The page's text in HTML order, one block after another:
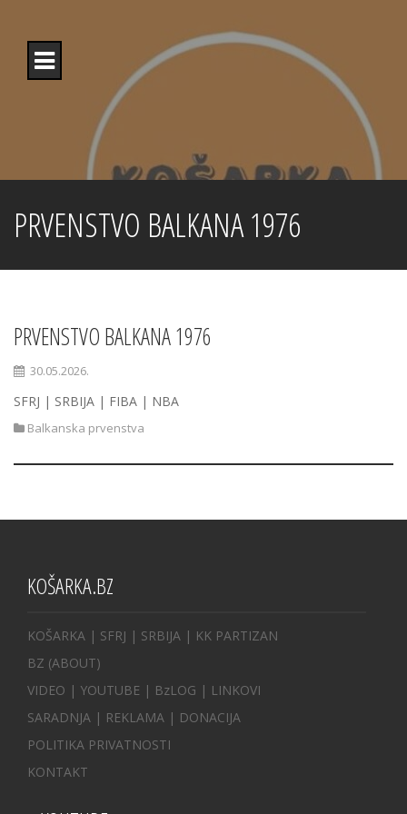
content
PRVENSTVO BALKANA 1976
PRVENSTVO BALKANA 1976
30.05.2026.
SFRJ | SRBIJA | FIBA | NBA
Balkanska prvenstva
KOŠARKA.BZ
KOŠARKA | SFRJ | SRBIJA | KK PARTIZAN
BZ (ABOUT)
VIDEO | YOUTUBE | BzLOG | LINKOVI
SARADNJA | REKLAMA | DONACIJA
POLITIKA PRIVATNOSTI
KONTAKT